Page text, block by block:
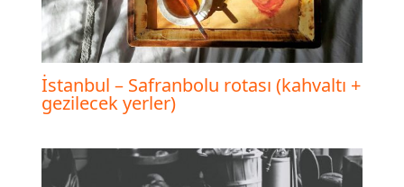
İstanbul – Safranbolu rotası (kahvaltı +
gezilecek yerler)